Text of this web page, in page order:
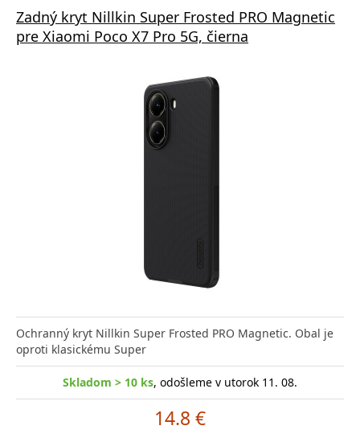
Zadný kryt Nillkin Super Frosted PRO Magnetic
pre Xiaomi Poco X7 Pro 5G, čierna
Ochranný kryt Nillkin Super Frosted PRO Magnetic. Obal je
oproti klasickému Super
Skladom > 10 ks, odošleme v utorok 11. 08.
14.8 €